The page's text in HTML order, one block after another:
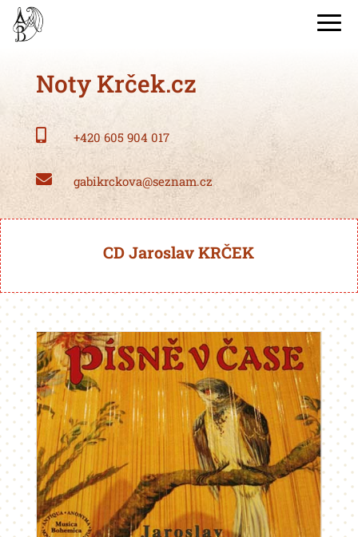
Noty Krček.cz
 +420 605 904 017
 gabikrckova@seznam.cz
CD Jaroslav KRČEK